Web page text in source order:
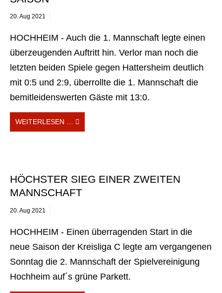
20.Aug 2021
HOCHHEIM - Auch die 1. Mannschaft legte einen
überzeugenden Auftritt hin. Verlor man noch die
letzten beiden Spiele gegen Hattersheim deutlich
mit 0:5 und 2:9, überrollte die 1. Mannschaft die
bemitleidenswerten Gäste mit 13:0.
WEITERLESEN …
HÖCHSTER SIEG EINER ZWEITEN
MANNSCHAFT
20.Aug 2021
HOCHHEIM - Einen überragenden Start in die
neue Saison der Kreisliga C legte am vergangenen
Sonntag die 2. Mannschaft der Spielvereinigung
Hochheim auf´s grüne Parkett.